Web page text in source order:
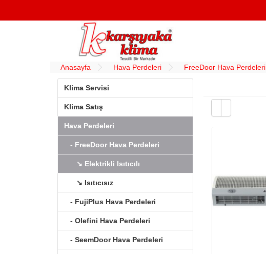
Anasayfa Hava Perdeleri FreeDoor Hava Perdeleri
Klima Servisi
Klima Satış
Hava Perdeleri
- FreeDoor Hava Perdeleri
↘ Elektrikli Isıtıcılı
↘ Isıtıcısız
- FujiPlus Hava Perdeleri
- Olefini Hava Perdeleri
- SeemDoor Hava Perdeleri